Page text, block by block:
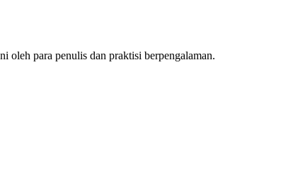
oleh para penulis dan praktisi berpengalaman.